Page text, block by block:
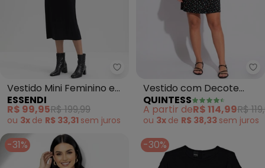
Essendi - Vestido Mini
Vestido Mini Feminino em
Ponto Roma (Preto)
ESSENDI
R$ 99,95R$ 199,99
ou 3x de R$ 33,31 sem juros
Vestido com Decote
Transpassado (Floral
Preto)
QUINTESS
A partir deR$ 114,99R$
ou 3x de R$ 38,33 sem juros
-31% -30%